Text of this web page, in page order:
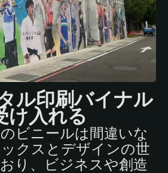
ル印刷バイナル
け入れる
ビニールは間違いな
クスとデザインの世
り、ビジネスや創造